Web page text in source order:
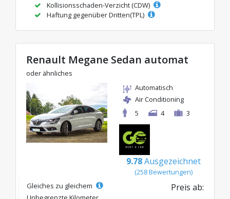
Kollisionsschaden-Verzicht (CDW)
Haftung gegenüber Dritten(TPL)
Renault Megane Sedan automat
oder ähnliches
Automatisch
Air Conditioning
5
4 3
9.78 Ausgezeichnet
(258 Bewertungen)
Gleiches zu gleichem
Preis ab: